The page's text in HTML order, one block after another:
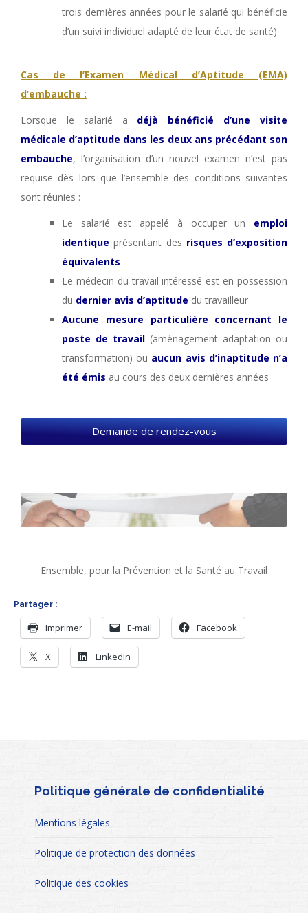
trois dernières années pour le salarié qui bénéficie
d’un suivi individuel adapté de leur état de santé)
Cas de l’Examen Médical d’Aptitude (EMA)
d’embauche :
Lorsque le salarié a déjà bénéficié d’une visite
médicale d’aptitude dans les deux ans précédant son
embauche, l’organisation d’un nouvel examen n’est pas
requise dès lors que l’ensemble des conditions suivantes
sont réunies :
Le salarié est appelé à occuper un emploi
identique présentant des risques d’exposition
équivalents
Le médecin du travail intéressé est en possession
du dernier avis d’aptitude du travailleur
Aucune mesure particulière concernant le
poste de travail (aménagement adaptation ou
transformation) ou aucun avis d’inaptitude n’a
été émis au cours des deux dernières années
Demande de rendez-vous
Ensemble, pour la Prévention et la Santé au Travail
Partager :
Imprimer E-mail Facebook
X LinkedIn
Politique générale de confidentialité
Mentions légales
Politique de protection des données
Politique des cookies